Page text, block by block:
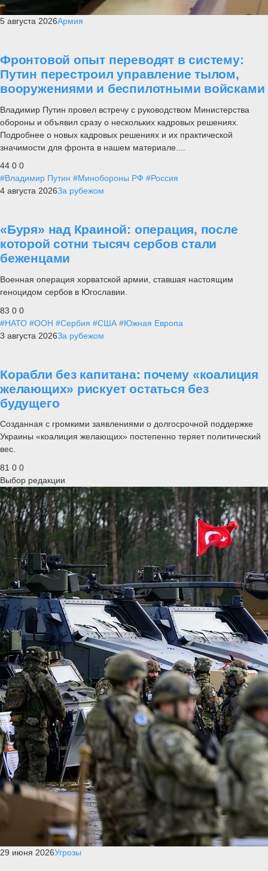
5 августа 2026Армия
Фронтовой опыт переводят в систему:
Путин перестроил управление тылом,
вооружениями и беспилотными войсками
Владимир Путин провел встречу с руководством Министерства
обороны и объявил сразу о нескольких кадровых решениях.
Подробнее о новых кадровых решениях и их практической
значимости для фронта в нашем материале....
44 0 0
#Владимир Путин #Минобороны РФ #Россия
4 августа 2026За рубежом
«Буря» над Краиной: операция, после
которой сотни тысяч сербов стали
беженцами
Военная операция хорватской армии, ставшая настоящим
геноцидом сербов в Югославии.
83 0 0
#НАТО #ООН #Сербия #США #Южная Европа
3 августа 2026За рубежом
Корабли без капитана: почему «коалиция
желающих» рискует остаться без
будущего
Созданная с громкими заявлениями о долгосрочной поддержке
Украины «коалиция желающих» постепенно теряет политический
вес.
81 0 0
Выбор редакции
29 июня 2026Угрозы